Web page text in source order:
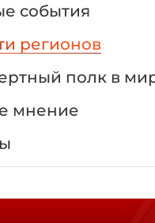
события
регионов
полк в
мнение